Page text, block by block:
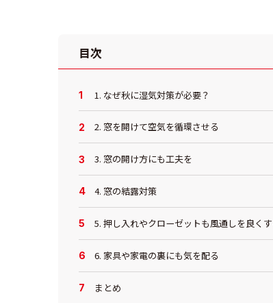
目次
1. なぜ秋に湿気対策が必要？
2. 窓を開けて空気を循環させる
3. 窓の開け方にも工夫を
4. 窓の結露対策
5. 押し入れやクローゼットも風通しを良く
6. 家具や家電の裏にも気を配る
まとめ